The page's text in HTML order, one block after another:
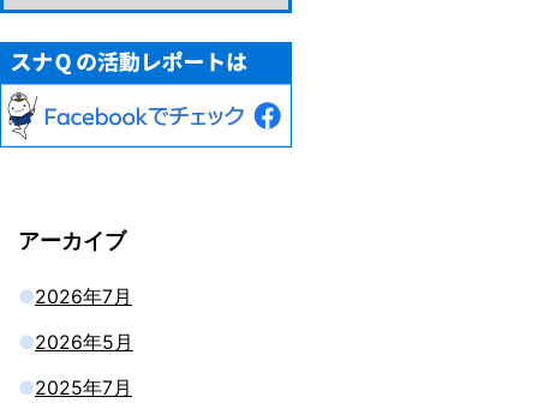
アーカイブ
2026年7月
2026年5月
2025年7月